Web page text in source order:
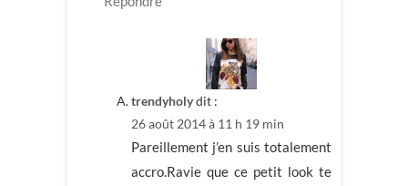
trendyholydit :
26 août 2014 à 11 h 19 min
Pareillement j’en suis totalement
accro.Ravie que ce petit look te